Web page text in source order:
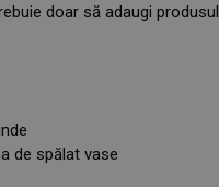
doar să adaugi produsul
de spălat vase